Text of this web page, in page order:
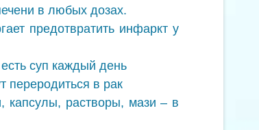
в любых дозах.
предотвратить инфаркт у
суп каждый день
переродиться в рак
капсулы, растворы, мази – в